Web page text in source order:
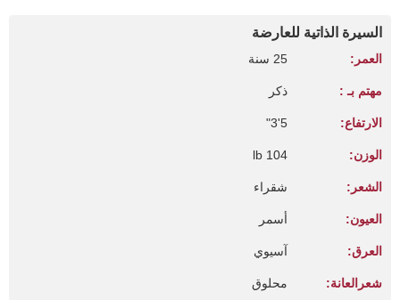
السيرة الذاتية للعارضة
العمر: 25 سنة
مهتم بـ : ذكر
الارتفاع: 5'3"
الوزن: 104 lb
الشعر: شقراء
العيون: أسمر
العرق: آسيوي
شعرالعانة: محلوق